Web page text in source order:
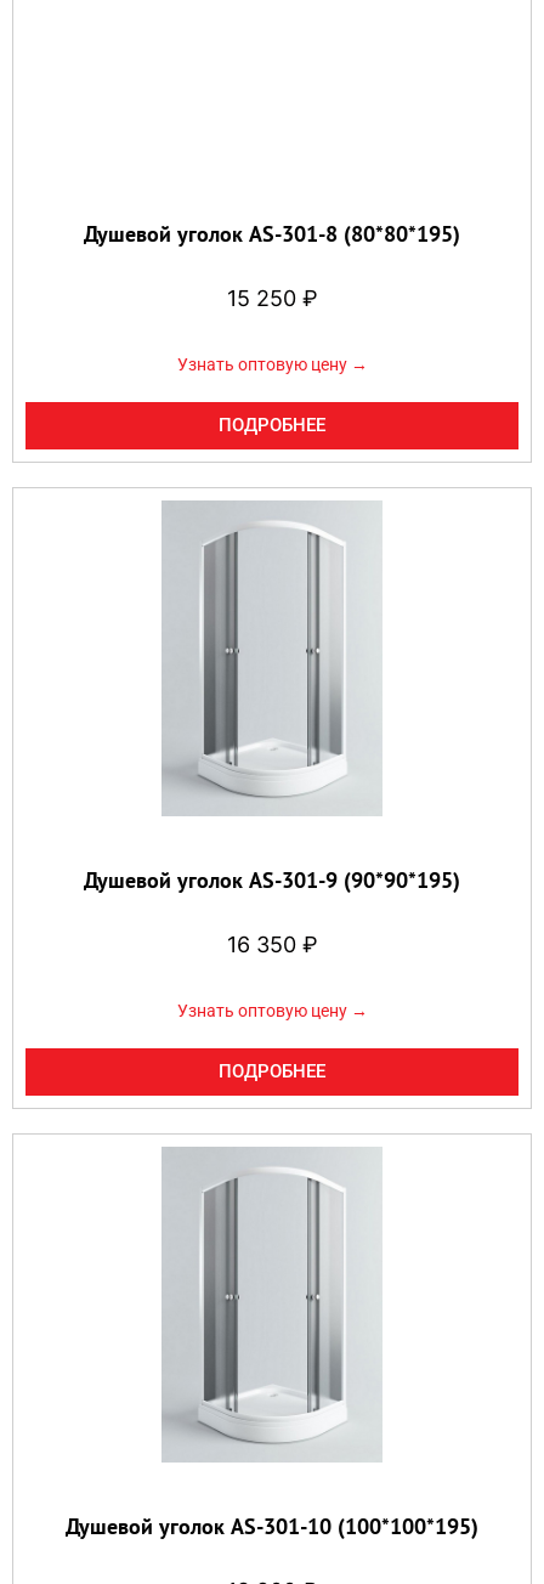
Душевой уголок AS-301-8 (80*80*195)
15 250 ₽
Узнать оптовую цену →
ПОДРОБНЕЕ
Душевой уголок AS-301-9 (90*90*195)
16 350 ₽
Узнать оптовую цену →
ПОДРОБНЕЕ
Душевой уголок AS-301-10 (100*100*195)